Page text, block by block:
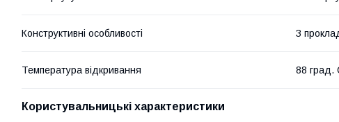
Конструктивні особливості З
Температура відкривання 88 град.
Користувальницькі характеристики